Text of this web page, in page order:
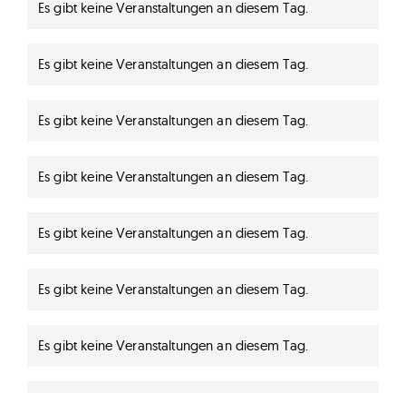
Hinweis
Es gibt keine Veranstaltungen an diesem Tag.
Hinweis
Es gibt keine Veranstaltungen an diesem Tag.
Hinweis
Es gibt keine Veranstaltungen an diesem Tag.
Hinweis
Es gibt keine Veranstaltungen an diesem Tag.
Hinweis
Es gibt keine Veranstaltungen an diesem Tag.
Hinweis
Es gibt keine Veranstaltungen an diesem Tag.
Hinweis
Es gibt keine Veranstaltungen an diesem Tag.